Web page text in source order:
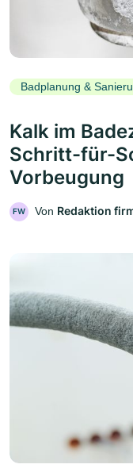
Badplanung &
Kalk im
Schritt-für-
Vorbeugung
FW Von Redaktion